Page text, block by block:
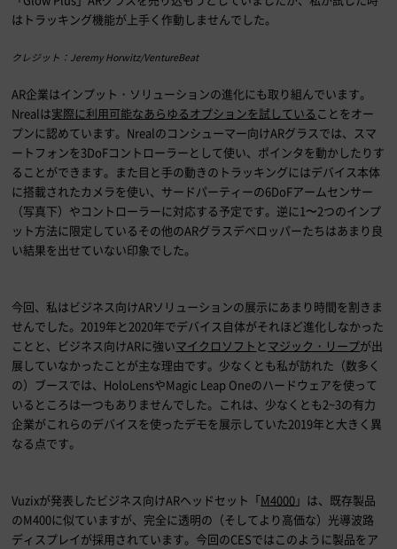
はトラッキング機能が上手く作動しませんでした。
クレジット：Jeremy Horwitz/VentureBeat
AR企業はインプット・ソリューションの進化にも取り組んでいます。
Nrealは実際に利用可能なあらゆるオプションを試している ことをオー
プンに認めています。 Nrealのコンシューマー向けARグラスでは、スマ
ートフォンを3DoFコントローラーとして使い、ポインタを動かしたりす
ることができます。また目と手の動きのトラッキングにはデバイス本体
に搭載されたカメラを使い、サードパーティーの6DoFアームセンサー
（写真下）やコントローラーに対応する予定です。逆に1〜2つのインプ
ット方法に限定しているその他のARグラスデベロッパーたちはあまり良
い結果を出せていない印象でした。
今回、私はビジネス向けARソリューションの展示にあまり時間を割きま
せんでした。 2019年と 2020年でデバイス自体がそれほど進化しなかった
ことと、ビジネス向けARに強いマイクロソフト と マジック・リープが出
展していなかったことが主な理由です。少なくとも私が訪れた（数多く
の）ブースでは、 HoloLensやMagic Leap Oneのハードウェアを使って
いるところは一つもありませんでした。これは、少なくとも2~3の有力
企業がこれらのデバイスを使ったデモを展示していた2019年と大きく異
なる点です。
Vuzixが発表したビジネス向けARヘッドセット「M4000」は、既存製品
のM400に似ていますが、完全に透明の（そしてより高価な）光導波路
ディスプレイが採用されています。今回のCESではこのように製品をア